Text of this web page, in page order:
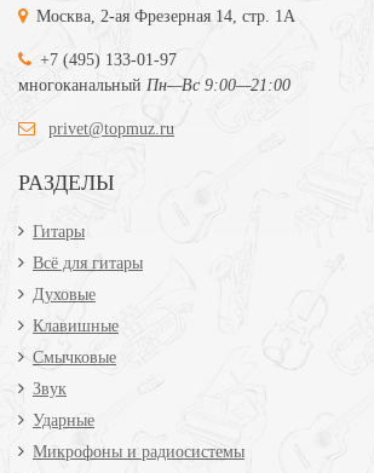
Москва, 2-ая Фрезерная 14, стр. 1А
+7 (495) 133-01-97
многоканальный Пн—Вс 9:00—21:00
privet@topmuz.ru
РАЗДЕЛЫ
Гитары
Всё для гитары
Духовые
Клавишные
Смычковые
Звук
Ударные
Микрофоны и радиосистемы